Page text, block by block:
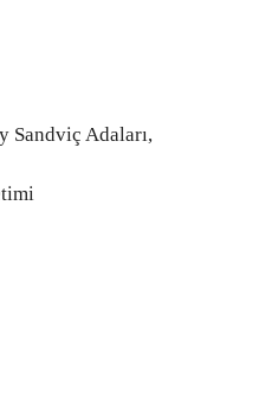
Sandviç Adaları,